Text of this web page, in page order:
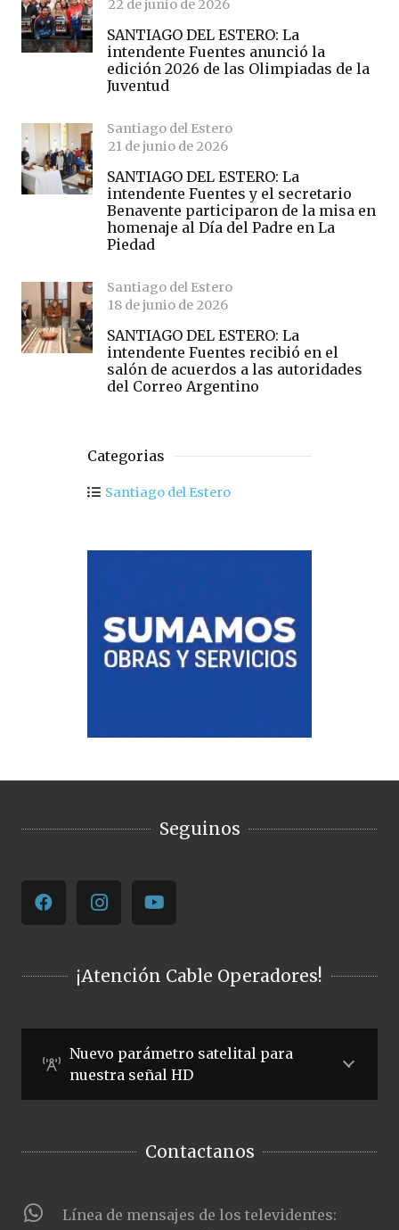
22 de junio de 2026
SANTIAGO DEL ESTERO: La
intendente Fuentes anunció la
edición 2026 de las Olimpiadas de la
Juventud
Santiago del Estero
21 de junio de 2026
SANTIAGO DEL ESTERO: La
intendente Fuentes y el secretario
Benavente participaron de la misa en
homenaje al Día del Padre en La
Piedad
Santiago del Estero
18 de junio de 2026
SANTIAGO DEL ESTERO: La
intendente Fuentes recibió en el
salón de acuerdos a las autoridades
del Correo Argentino
Categorias
Santiago del Estero
Seguinos
¡Atención Cable Operadores!
Nuevo parámetro satelital para
nuestra señal HD
Contactanos
Línea de mensajes de los televidentes: